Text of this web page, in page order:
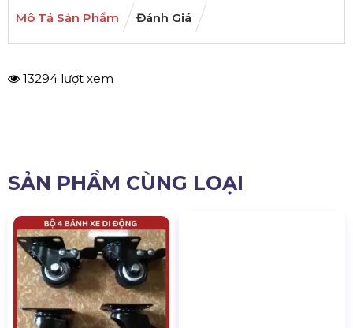
Mô Tả Sản Phẩm Đánh Giá
13294 lượt xem
SẢN PHẨM CÙNG LOẠI